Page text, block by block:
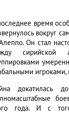
время
вокруг
Он стал
сирийской
игроками,
докатилась
года. И с